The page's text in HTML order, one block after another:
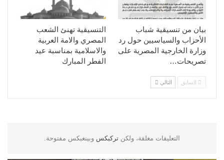
التنسيقية تهنئ الشعب
المصري والامة العربية
والاسلامية بمناسبة عيد
الفطر المبارك
بيان من تنسيقية شباب
الأحزاب والسياسيين حول رد
وزارة الخارجية المصرية على
تصريحات…
السابق التالي
التعليقات مغلقة، ولكن تركبكس وبينغبكس مفتوحة.